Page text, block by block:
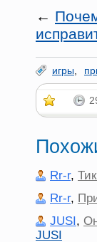
←
игры
Rr-r,
Rr-r,
JUSI,
JUSI